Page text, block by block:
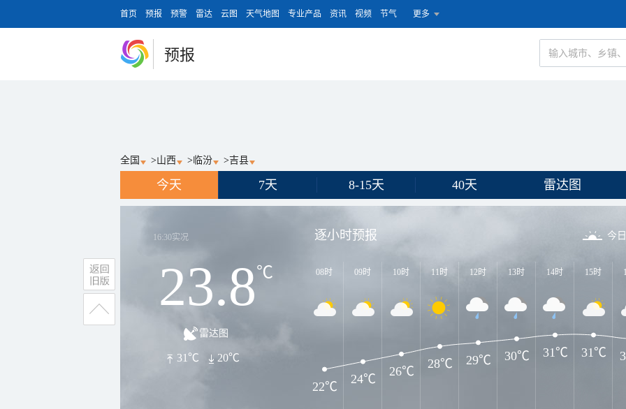
首页 预报 预警 雷达 云图 天气地图 专业产品 资讯 视频 节气 更多
预报
全国 >山西 > 临汾 >吉县
今天 7天 8-15天 40天 雷达图
16:30实况
23.8℃
雷达图
31℃ 20℃
逐小时预报 今
08时 09时 10时 11时 12时 13时 14时 15时
22℃
24℃
26℃
28℃ 29℃ 30℃ 31℃ 31℃